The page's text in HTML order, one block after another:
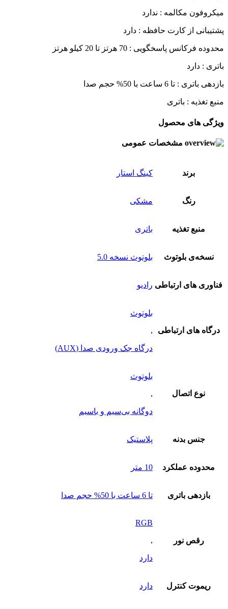
میکروفون مکالمه : ندارد
پشتیبانی از کارت حافظه : دارد
محدوده فرکانس پاسخگویی : 70 هرتز تا 20 کیلو هرتز
باتری : دارد
بازدهی باتری : تا 6 ساعت با 50% حجم صدا
منبع تغذیه : باتری
ویژگی های محصول
مشخصات عمومی
برند کینگ استار
رنگ مشکی
منبع تغذیه باتری
نسخه‌ی بلوتوث بلوتوث نسخه 5.0
فناوری های ارتباطی رادیو
درگاه های ارتباطی
بلوتوث
,
درگاه جک ورودی صدا (AUX)
نوع اتصال
بلوتوث
,
دوگانه بی‌سیم و باسیم
جنس بدنه پلاستیک
محدوده عملکرد 10 متر
بازدهی باتری تا 6 ساعت با 50% حجم صدا
رقص نور
RGB
,
دارد
ریموت کنترل دارد